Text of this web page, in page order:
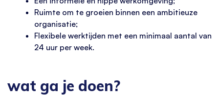
Ruimte om te groeien binnen een ambitieuze
organisatie;
Flexibele werktijden met een minimaal aantal van
24 uur per week.
wat ga je doen?